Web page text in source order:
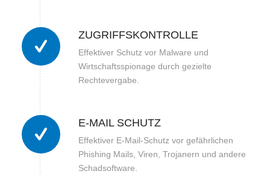
ZUGRIFFSKONTROLLE
Effektiver Schutz vor Malware und
Wirtschaftsspionage durch gezielte
Rechtevergabe.
E-MAIL SCHUTZ
Effektiver E-Mail-Schutz vor gefährlichen
Phishing Mails, Viren, Trojanern und andere
Schadsoftware.